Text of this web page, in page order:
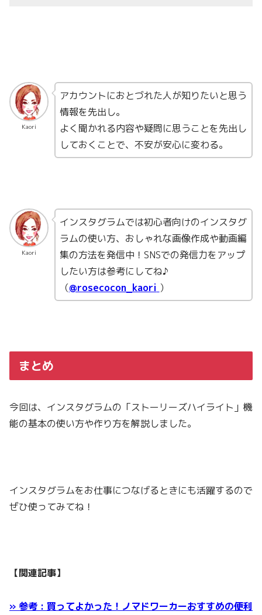
Kaori
アカウントにおとづれた人が知りたいと思う
情報を先出し。
よく聞かれる内容や疑問に思うことを先出し
しておくことで、不安が安心に変わる。
Kaori
インスタグラムでは初心者向けのインスタグ
ラムの使い方、おしゃれな画像作成や動画編
集の方法を発信中！SNSでの発信力をアップ
したい方は参考にしてね♪
（@rosecocon_kaori ）
まとめ
今回は、インスタグラムの「ストーリーズハイライト」機
能の基本の使い方や作り方を解説しました。
インスタグラムをお仕事につなげるときにも活躍するので
ぜひ使ってみてね！
【関連記事】
» 参考 : 買ってよかった！ノマドワーカーおすすめの便利